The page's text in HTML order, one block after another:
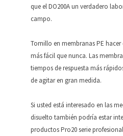
que el DO200A un verdadero
campo.
Tornillo en membranas PE
más fácil que nunca. Las
tiempos de respuesta más
de agitar en gran medida.
Si usted está interesado en las
disuelto también podría estar
productos Pro20 serie